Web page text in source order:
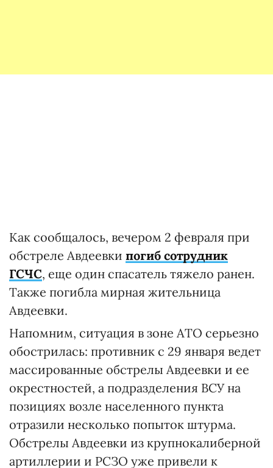
Как сообщалось, вечером 2 февраля при
обстреле Авдеевки погиб сотрудник
ГСЧС, еще один спасатель тяжело ранен.
Также погибла мирная жительница
Авдеевки.
Напомним, ситуация в зоне АТО серьезно
обострилась: противник с 29 января ведет
массированные обстрелы Авдеевки и ее
окрестностей, а подразделения ВСУ на
позициях возле населенного пункта
отразили несколько попыток штурма.
Обстрелы Авдеевки из крупнокалиберной
артиллерии и РСЗО уже привели к